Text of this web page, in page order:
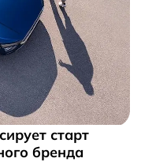
старт
бренда